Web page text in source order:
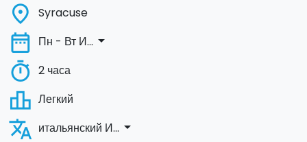
place Syracuse
date_range Пн - Вт И... arrow_drop_down
timer 2 часа
leaderboard Легкий
translate итальянский И... arrow_drop_down